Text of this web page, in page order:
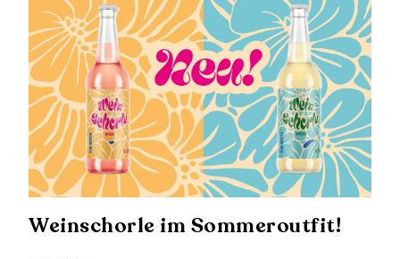
Weinschorle im Sommeroutfit!